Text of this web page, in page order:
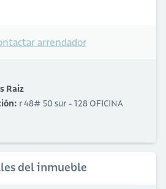
arrendador
Raiz
r 48# 50 sur - 128 OFICINA
del inmueble